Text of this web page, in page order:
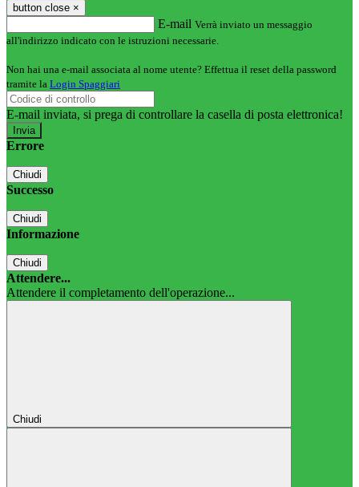
button close ×
E-mail Verrà inviato un messaggio
all'indirizzo indicato con le istruzioni necessarie.
Non hai una e-mail associata al nome utente? Effettua il reset della password
tramite la Login Spaggiari
E-mail inviata, si prega di controllare la casella di posta elettronica!
Errore
Chiudi
Successo
Chiudi
Informazione
Chiudi
Attendere...
Attendere il completamento dell'operazione...
Chiudi